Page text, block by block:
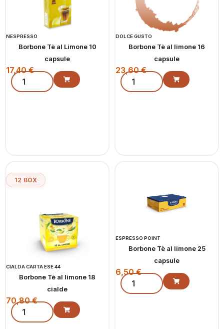
NESPRESSO
Borbone Tè al Limone 10
capsule
17,40€
DOLCE GUSTO
Borbone Tè al limone 16
capsule
23,60€
12 BOX
CIALDA CARTA ESE 44
Borbone Tè al limone 18
cialde
70,80€
ESPRESSO POINT
Borbone Tè al limone 25
capsule
6,50€